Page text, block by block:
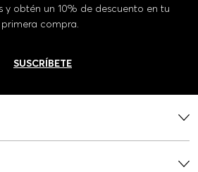
y obtén un 10% de descuento en tu
primera compra.
SUSCRÍBETE